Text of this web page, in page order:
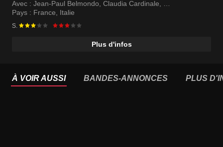
Avec : Jean-Paul Belmondo, Claudia Cardinale,
Michel Constantin
Pays : France, Italie
S.
Plus d'infos
À VOIR AUSSI BANDES-ANNONCES PLUS